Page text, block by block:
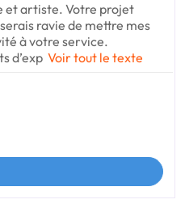
et artiste. Votre projet
ravie de mettre mes
à votre service.
d’exp Voir tout le texte